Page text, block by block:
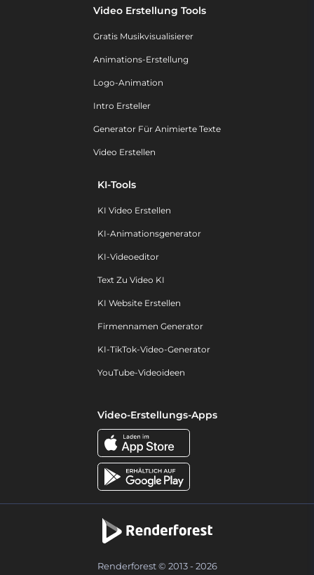
Video Erstellung Tools
Gratis Musikvisualisierer
Animations-Erstellung
Logo-Animation
Intro Ersteller
Generator Für Animierte Texte
Video Erstellen
KI-Tools
KI Video Erstellen
KI-Animationsgenerator
KI-Videoeditor
Text Zu Video KI
KI Website Erstellen
Firmennamen Generator
KI-TikTok-Video-Generator
YouTube-Videoideen
Video-Erstellungs-Apps
Renderforest © 2013 - 2026